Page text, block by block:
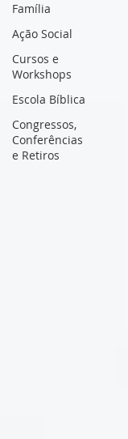
Família
Ação Social
Cursos e
Workshops
Escola Bíblica
Congressos,
Conferências
e Retiros